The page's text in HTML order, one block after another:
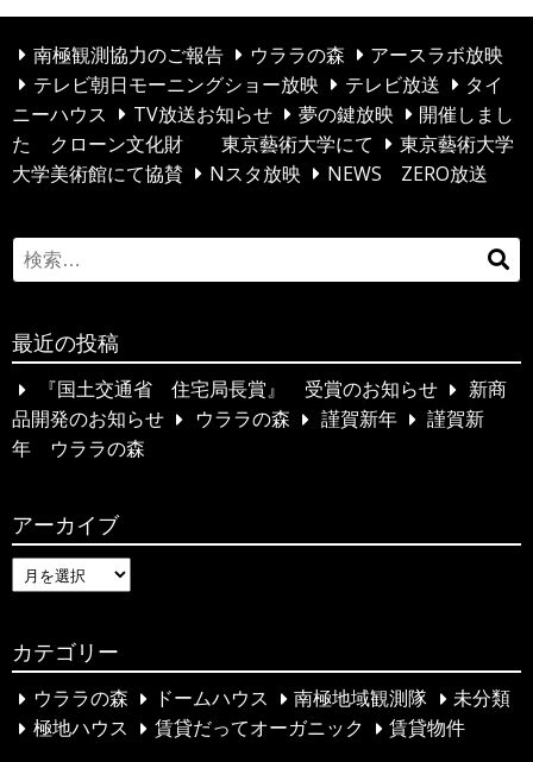
ナ
ビ
ゲ
ー
シ
ン
南極観測協力のご報告 ウララの森
アースラボ放映
テレビ朝日モーニングショー放映
テレビ放送
タイ
ニーハウス
TV放送お知らせ 夢の鍵放映
開催しまし
た クローン文化財 東京藝術大学にて
東京藝術大学
大学美術館にて協賛
Nスタ放映 NEWS ZERO放送
S
e
r
h
f
o
:
検
最近の投稿
『国土交通省 住宅局長賞』 受賞のお知らせ
新商
品開発のお知らせ
ウララの森 謹賀新年
謹賀新
年 ウララの森
アーカイブ
ア
イ
ブ
カテゴリー
ウララの森 ドームハウス 南極地域観測隊
未分類
極地ハウス
賃貸だってオーガニック 賃貸物件